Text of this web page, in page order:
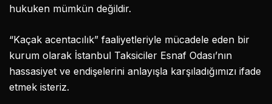
hukuken mümkün değildir.
“Kaçak acentacılık” faaliyetleriyle mücadele eden bir
kurum olarak İstanbul Taksiciler Esnaf Odası’nın
hassasiyet ve endişelerini anlayışla karşıladığımızı ifade
etmek isteriz.